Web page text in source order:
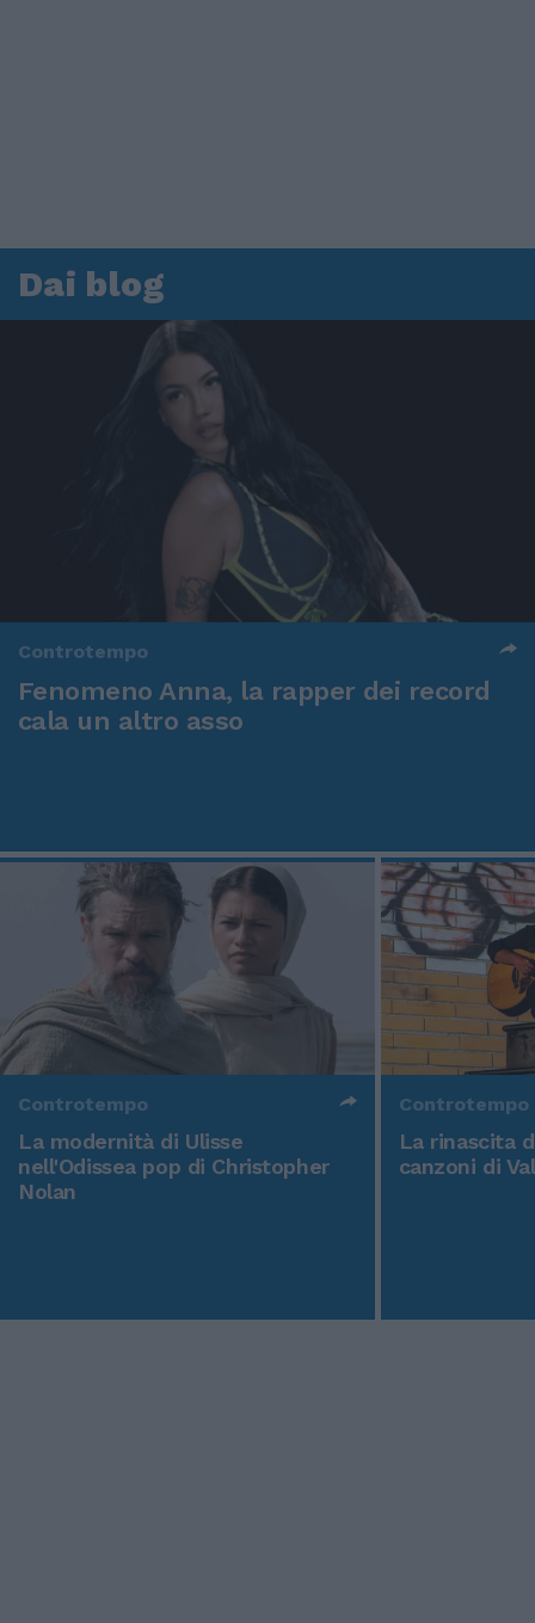
Dai blog
Controtempo
Fenomeno Anna, la rapper dei record
cala un altro asso
Controtempo
La modernità di Ulisse
nell'Odissea pop di Christopher
Nolan
Controtempo
La rinascita
canzoni di